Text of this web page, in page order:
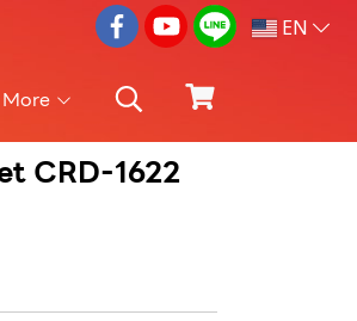
EN
More
CRD-1622